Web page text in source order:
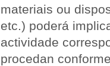
materiais ou
etc.) poderá
actividade
procedan